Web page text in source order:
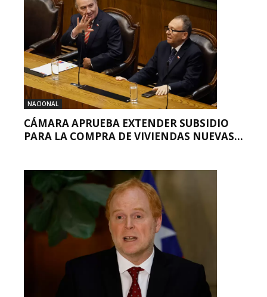
NACIONAL
CÁMARA APRUEBA EXTENDER SUBSIDIO
PARA LA COMPRA DE VIVIENDAS NUEVAS...